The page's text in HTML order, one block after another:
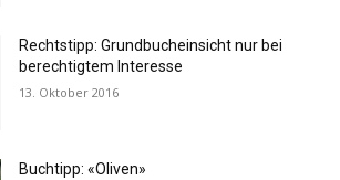
Rechtstipp: Grundbucheinsicht nur bei
berechtigtem Interesse
13. Oktober 2016
Buchtipp: «Oliven»